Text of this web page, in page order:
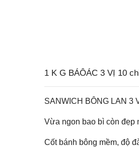
1 K G BÁÔÁC 3 VỊ 10
SANWICH BÔNG LAN 3
Vừa ngon bao bì còn đẹp
Cốt bánh bông mềm, độ